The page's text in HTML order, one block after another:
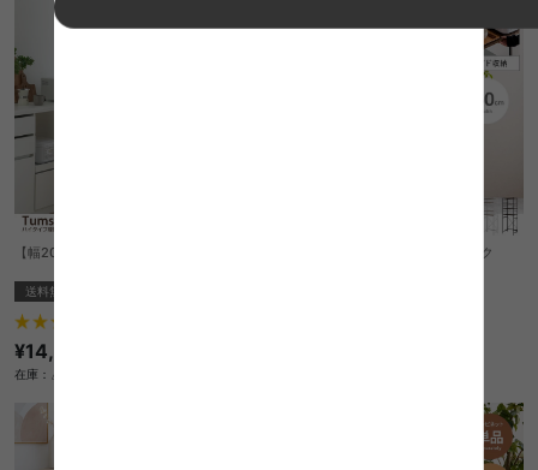
【幅20cm】Tumsae ハイタイプ隙間収納
送料無料
¥14,999
在庫：△
【幅60cm】Cammy ゴミ箱上ラック